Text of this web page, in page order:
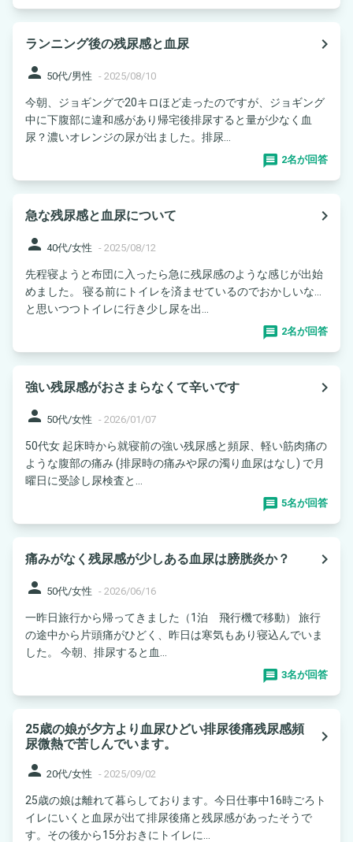
ランニング後の残尿感と血尿
navigate_next
person 50代/男性 - 2025/08/10
今朝、ジョギングで20キロほど走ったのですが、ジョギング
中に下腹部に違和感があり帰宅後排尿すると量が少なく血
尿？濃いオレンジの尿が出ました。排尿...
2名が回答
急な残尿感と血尿について
navigate_next
person 40代/女性 - 2025/08/12
先程寝ようと布団に入ったら急に残尿感のような感じが出始
めました。 寝る前にトイレを済ませているのでおかしいな…
と思いつつトイレに行き少し尿を出...
2名が回答
強い残尿感がおさまらなくて辛いです
navigate_next
person 50代/女性 - 2026/01/07
50代女 起床時から就寝前の強い残尿感と頻尿、軽い筋肉痛の
ような腹部の痛み (排尿時の痛みや尿の濁り血尿はなし) で月
曜日に受診し尿検査と...
5名が回答
痛みがなく残尿感が少しある血尿は膀胱炎か？
navigate_next
person 50代/女性 - 2026/06/16
一昨日旅行から帰ってきました（1泊 飛行機で移動） 旅行
の途中から片頭痛がひどく、昨日は寒気もあり寝込んでいま
した。 今朝、排尿すると血...
3名が回答
25歳の娘が夕方より血尿ひどい排尿後痛残尿感頻
尿微熱で苦しんでいます。
navigate_next
person 20代/女性 - 2025/09/02
25歳の娘は離れて暮らしております。今日仕事中16時ごろト
イレにいくと血尿が出て排尿後痛と残尿感があったそうで
す。その後から15分おきにトイレに...